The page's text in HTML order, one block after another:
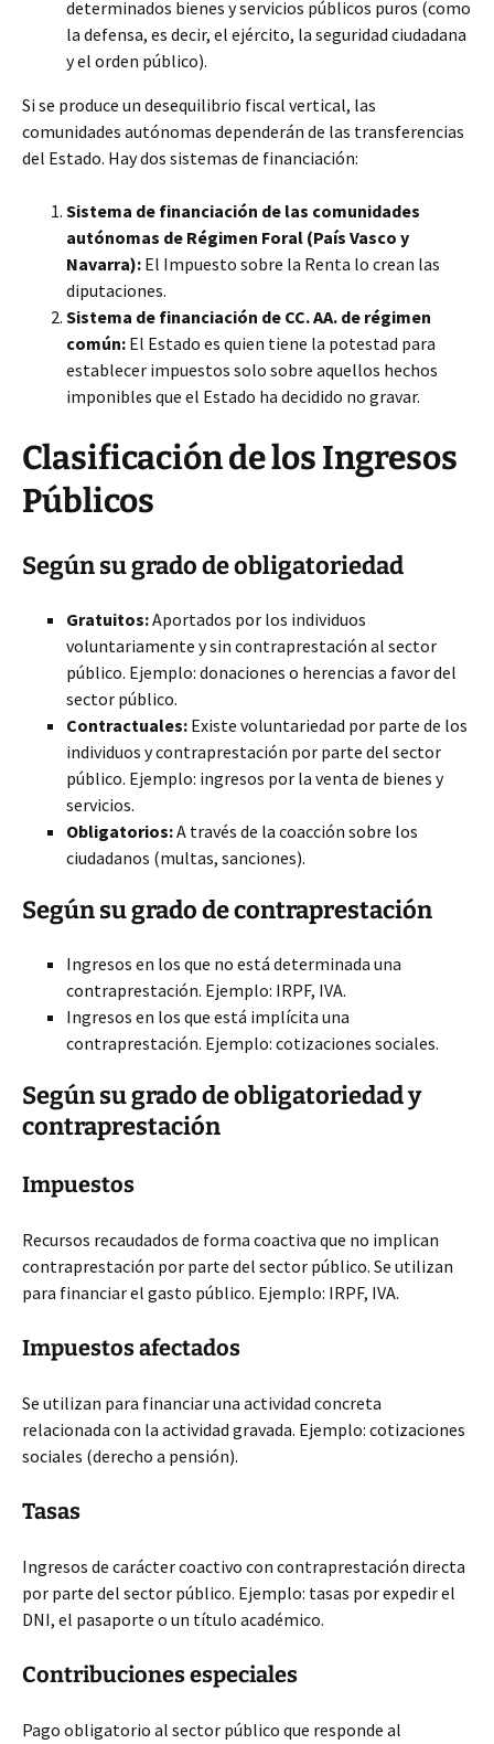
determinados bienes y servicios públicos puros (como
la defensa, es decir, el ejército, la seguridad ciudadana
y el orden público).
Si se produce un desequilibrio fiscal vertical, las
comunidades autónomas dependerán de las transferencias
del Estado. Hay dos sistemas de financiación:
Sistema de financiación de las comunidades
autónomas de Régimen Foral (País Vasco y
Navarra): El Impuesto sobre la Renta lo crean las
diputaciones.
Sistema de financiación de CC. AA. de régimen
común: El Estado es quien tiene la potestad para
establecer impuestos solo sobre aquellos hechos
imponibles que el Estado ha decidido no gravar.
Clasificación de los Ingresos
Públicos
Según su grado de obligatoriedad
Gratuitos:Aportados por los individuos
voluntariamente y sin contraprestación al sector
público. Ejemplo: donaciones o herencias a favor del
sector público.
Contractuales: Existe voluntariedad por parte de los
individuos y contraprestación por parte del sector
público. Ejemplo: ingresos por la venta de bienes y
servicios.
Obligatorios:A través de la coacción sobre los
ciudadanos (multas, sanciones).
Según su grado de contraprestación
Ingresos en los que no está determinada una
contraprestación. Ejemplo: IRPF, IVA.
Ingresos en los que está implícita una
contraprestación. Ejemplo: cotizaciones sociales.
Según su grado de obligatoriedad y
contraprestación
Impuestos
Recursos recaudados de forma coactiva que no implican
contraprestación por parte del sector público. Se utilizan
para financiar el gasto público. Ejemplo: IRPF, IVA.
Impuestos afectados
Se utilizan para financiar una actividad concreta
relacionada con la actividad gravada. Ejemplo: cotizaciones
sociales (derecho a pensión).
Tasas
Ingresos de carácter coactivo con contraprestación directa
por parte del sector público. Ejemplo: tasas por expedir el
DNI, el pasaporte o un título académico.
Contribuciones especiales
Pago obligatorio al sector público que responde al